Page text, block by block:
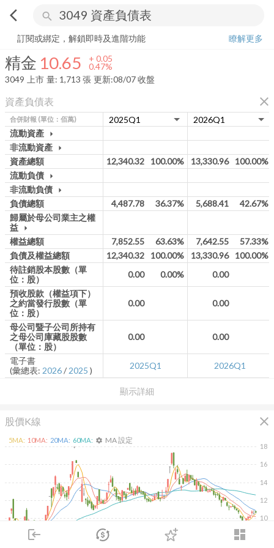
arrow_back_ios search
login dashboard
市場 登入
精金 10.65+ 0.47%
訂閱或綁定，解鎖即時及進階功能
瞭解更多
精金 10.65 + 0.05
0.47%
3049
上市 量: 1,713 張 更新:08/07 收盤
資產負債表 close
顯示詳細
合併財報 (單位：佰萬)
流動資產 arrow_drop_down
非流動資產 arrow_drop_down
資產總額 12,340.32 100.00% 13,330.96
100.00%
流動負債 arrow_drop_down
非流動負債 arrow_drop_down
負債總額 4,487.78 36.37% 5,688.41
42.67%
歸屬於母公司業主之權
益 arrow_drop_down
權益總額 7,852.55 63.63% 7,642.55
57.33%
負債及權益總額
12,340.32 100.00% 13,330.96
100.00%
待註銷股本股數（單
位：股）
0.00 0.00%
0.00
預收股款（權益項下）
之約當發行股數（單
位：股）
0.00 0.00
母公司暨子公司所持有
之母公司庫藏股股數
（單位：股）
0.00 0.00
電子書
(彙總表: 2026/ 2025 ) 2025Q1 2026Q1
股價K線 close
10
12
14
16
18
5MA: 10MA: 20MA: 60MA: settings MA 設定